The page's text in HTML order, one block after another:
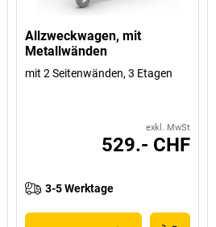
Allzweckwagen, mit
Metallwänden
mit 2 Seitenwänden, 3 Etagen
exkl. MwSt
529.- CHF
3-5 Werktage